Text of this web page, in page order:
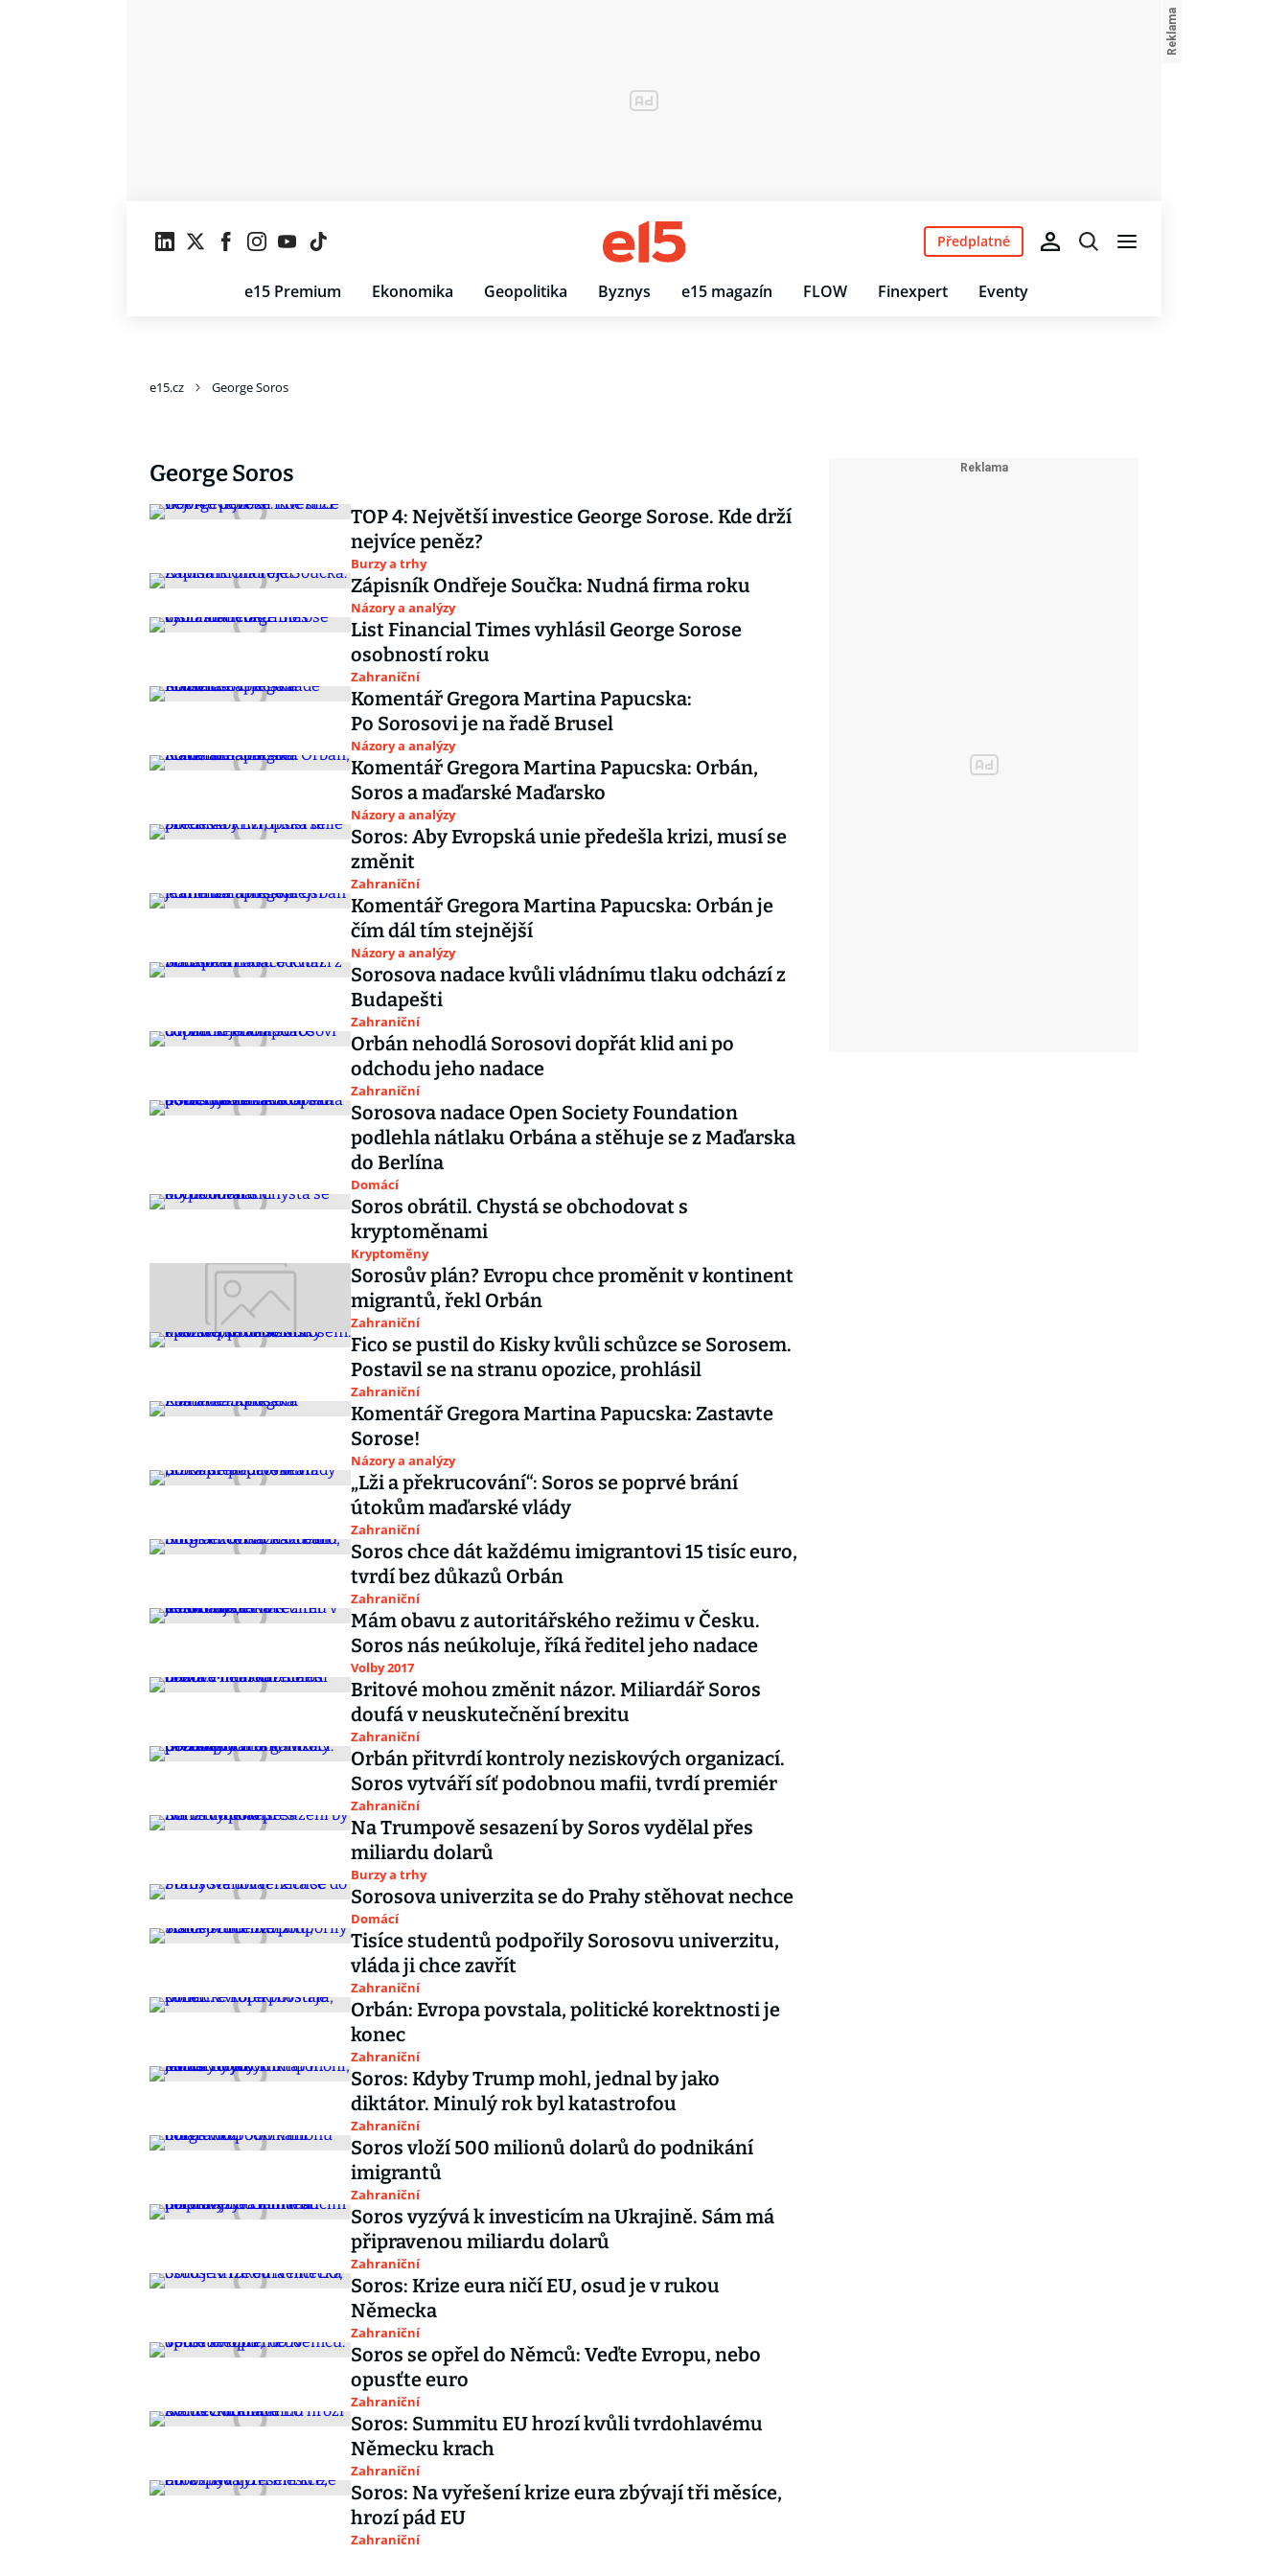
e15 Premium Ekonomika Geopolitika Byznys e15 magazín FLOW Finexpert Eventy
Předplatné
e15.cz George Soros
George Soros
TOP 4: Největší investice George Sorose. Kde drží
nejvíce peněz?
Burzy a trhy
Zápisník Ondřeje Součka: Nudná firma roku
Názory a analýzy
List Financial Times vyhlásil George Sorose
osobností roku
Zahraniční
Komentář Gregora Martina Papucska:
Po Sorosovi je na řadě Brusel
Názory a analýzy
Komentář Gregora Martina Papucska: Orbán,
Soros a maďarské Maďarsko
Názory a analýzy
Soros: Aby Evropská unie předešla krizi, musí se
změnit
Zahraniční
Komentář Gregora Martina Papucska: Orbán je
čím dál tím stejnější
Názory a analýzy
Sorosova nadace kvůli vládnímu tlaku odchází z
Budapešti
Zahraniční
Orbán nehodlá Sorosovi dopřát klid ani po
odchodu jeho nadace
Zahraniční
Sorosova nadace Open Society Foundation
podlehla nátlaku Orbána a stěhuje se z Maďarska
do Berlína
Domácí
Soros obrátil. Chystá se obchodovat s
kryptoměnami
Kryptoměny
Sorosův plán? Evropu chce proměnit v kontinent
migrantů, řekl Orbán
Zahraniční
Fico se pustil do Kisky kvůli schůzce se Sorosem.
Postavil se na stranu opozice, prohlásil
Zahraniční
Komentář Gregora Martina Papucska: Zastavte
Sorose!
Názory a analýzy
„Lži a překrucování“: Soros se poprvé brání
útokům maďarské vlády
Zahraniční
Soros chce dát každému imigrantovi 15 tisíc euro,
tvrdí bez důkazů Orbán
Zahraniční
Mám obavu z autoritářského režimu v Česku.
Soros nás neúkoluje, říká ředitel jeho nadace
Volby 2017
Britové mohou změnit názor. Miliardář Soros
doufá v neuskutečnění brexitu
Zahraniční
Orbán přitvrdí kontroly neziskových organizací.
Soros vytváří síť podobnou mafii, tvrdí premiér
Zahraniční
Na Trumpově sesazení by Soros vydělal přes
miliardu dolarů
Burzy a trhy
Sorosova univerzita se do Prahy stěhovat nechce
Domácí
Tisíce studentů podpořily Sorosovu univerzitu,
vláda ji chce zavřít
Zahraniční
Orbán: Evropa povstala, politické korektnosti je
konec
Zahraniční
Soros: Kdyby Trump mohl, jednal by jako
diktátor. Minulý rok byl katastrofou
Zahraniční
Soros vloží 500 milionů dolarů do podnikání
imigrantů
Zahraniční
Soros vyzývá k investicím na Ukrajině. Sám má
připravenou miliardu dolarů
Zahraniční
Soros: Krize eura ničí EU, osud je v rukou
Německa
Zahraniční
Soros se opřel do Němců: Veďte Evropu, nebo
opusťte euro
Zahraniční
Soros: Summitu EU hrozí kvůli tvrdohlavému
Německu krach
Zahraniční
Soros: Na vyřešení krize eura zbývají tři měsíce,
hrozí pád EU
Zahraniční